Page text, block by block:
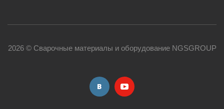
2026 © Сварочные материалы и оборудование NGSGROUP